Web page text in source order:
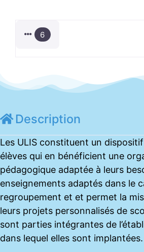
6
Description
Les ULIS constituent un
élèves qui en bénéficient une
pédagogique adaptée à leurs
enseignements adaptés dans le
regroupement et et permet la
leurs projets personnalisés de
sont parties intégrantes de
dans lequel elles sont implantées.